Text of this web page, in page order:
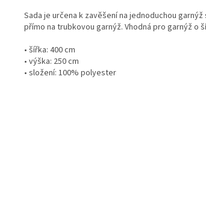
Sada je určena k zavěšení na jednoduchou
přímo na trubkovou garnýž. Vhodná pro garnýž o
• šířka: 400 cm
• výška: 250 cm
• složení: 100% polyester